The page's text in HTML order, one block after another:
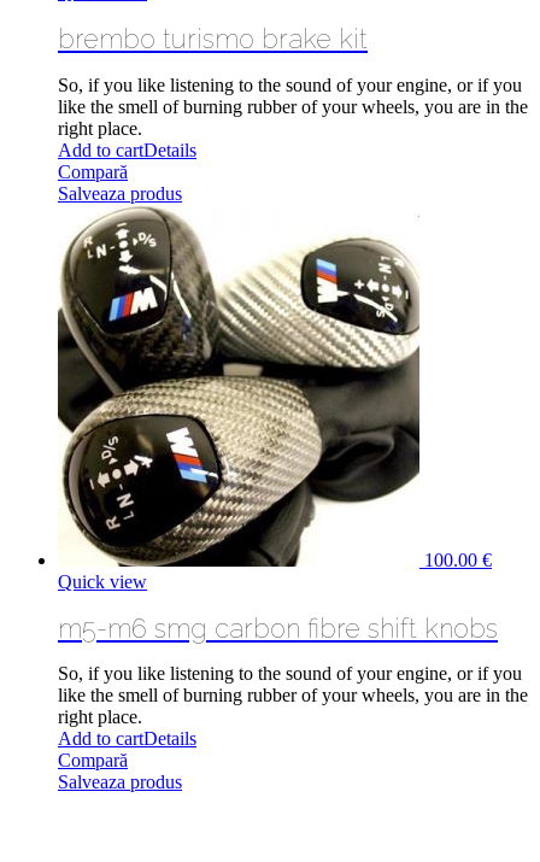
brembo turismo brake kit
So, if you like listening to the sound of your engine, or ifyou
like the smell of burning rubber of your wheels, you are in the
right place.
Add to cartDetails
Compară
Salveaza produs
100.00 €
Quick view
m5-m6 smg carbon fibre shift knobs
So, if you like listening to the sound of your engine, or ifyou
like the smell of burning rubber of your wheels, you are in the
right place.
Add to cartDetails
Compară
Salveaza produs